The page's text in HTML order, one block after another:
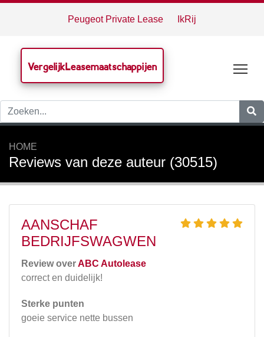
Peugeot Private Lease IkRij
VergelijkLeasemaatschappijen
HOME
Reviews van deze auteur (30515)
AANSCHAF
BEDRIJFSWAGWEN
Review overABC Autolease
correct en duidelijk!
Sterke punten
goeie service nette bussen